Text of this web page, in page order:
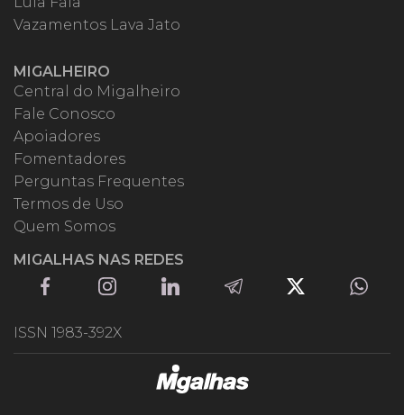
Vazamentos Lava Jato
MIGALHEIRO
Central do Migalheiro
Fale Conosco
Apoiadores
Fomentadores
Perguntas Frequentes
Termos de Uso
Quem Somos
MIGALHAS NAS REDES
ISSN 1983-392X